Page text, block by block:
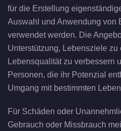
für die Erstellung
Auswahl und Anwendung von
verwendet werden. Die
Unterstützung, Lebensziele
Lebensqualität zu verbessern
Personen, die ihr Potenzial
Umgang mit bestimmten
Für Schäden oder
Gebrauch oder Missbrauch